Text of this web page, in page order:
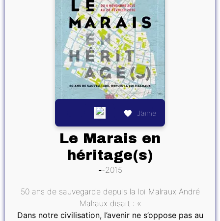
J’aime
Le Marais en
héritage(s)
2015
50 ans de sauvegarde depuis la loi Malraux André
Malraux disait : «
Dans notre civilisation, l’avenir ne s’oppose pas au